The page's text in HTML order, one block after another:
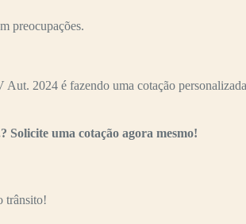
preocupações.
2024 é fazendo uma cotação
uma cotação agora mesmo!
trânsito!